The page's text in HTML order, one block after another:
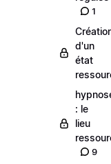
1
d'un
état
: le
lieu
9